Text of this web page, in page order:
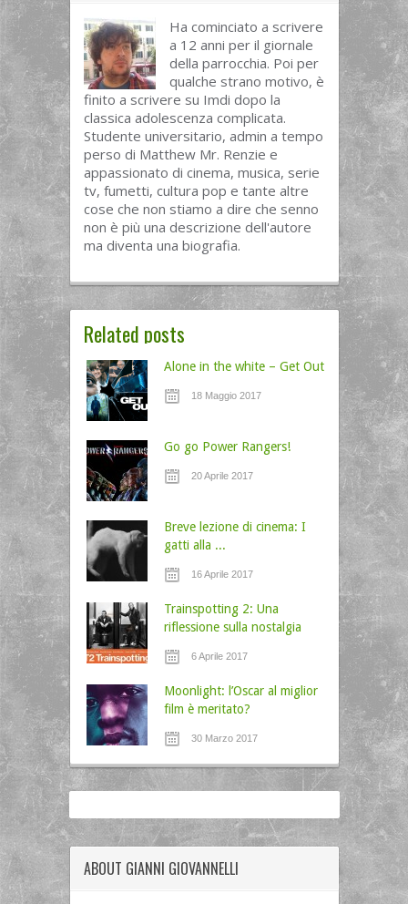
Ha cominciato a scrivere
a 12 anni per il giornale
della parrocchia. Poi per
qualche strano motivo, è
finito a scrivere su Imdi dopo la
classica adolescenza complicata.
Studente universitario, admin a tempo
perso di Matthew Mr. Renzie e
appassionato di cinema, musica, serie
tv, fumetti, cultura pop e tante altre
cose che non stiamo a dire che senno
non è più una descrizione dell'autore
ma diventa una biografia.
Related posts
Alone in the white – Get Out
18 Maggio 2017
Go go Power Rangers!
20 Aprile 2017
Breve lezione di cinema: I
gatti alla ...
16 Aprile 2017
Trainspotting 2: Una
riflessione sulla nostalgia
6 Aprile 2017
Moonlight: l’Oscar al miglior
film è meritato?
30 Marzo 2017
ABOUT GIANNI GIOVANNELLI